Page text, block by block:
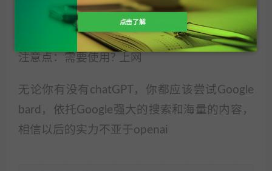
注意点：需要使用? 上网
无论你有没有chatGPT，你都应该尝试Google
bard，依托Google强大的搜索和海量的内容，
相信以后的实力不亚于openai
点击了解